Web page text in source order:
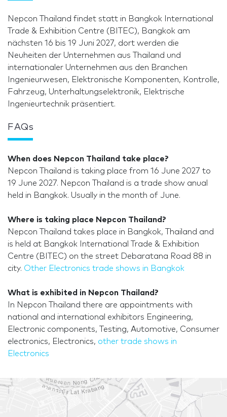
Nepcon Thailand findet statt in Bangkok International
Trade & Exhibition Centre (BITEC), Bangkok am
nächsten 16 bis 19 Juni 2027, dort werden die
Neuheiten der Unternehmen aus Thailand und
internationaler Unternehmen aus den Branchen
Ingenieurwesen, Elektronische Komponenten, Kontrolle,
Fahrzeug, Unterhaltungselektronik, Elektrische
Ingenieurtechnik präsentiert.
FAQs
When does Nepcon Thailand take place?
Nepcon Thailand is taking place from 16 June 2027 to
19 June 2027. Nepcon Thailand is a trade show anual
held in Bangkok. Usually in the month of June.
Where is taking place Nepcon Thailand?
Nepcon Thailand takes place in Bangkok, Thailand and
is held at Bangkok International Trade & Exhibition
Centre (BITEC) on the street Debaratana Road 88 in
city. Other Electronics trade shows in Bangkok
What is exhibited in Nepcon Thailand?
In Nepcon Thailand there are appointments with
national and international exhibitors Engineering,
Electronic components, Testing, Automotive, Consumer
electronics, Electronics, other trade shows in
Electronics